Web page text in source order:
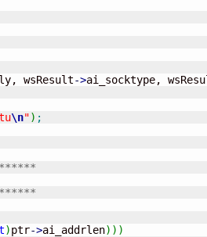
wsResult->ai_socktype,
\n") ;
)ptr->ai_addrlen) ) )